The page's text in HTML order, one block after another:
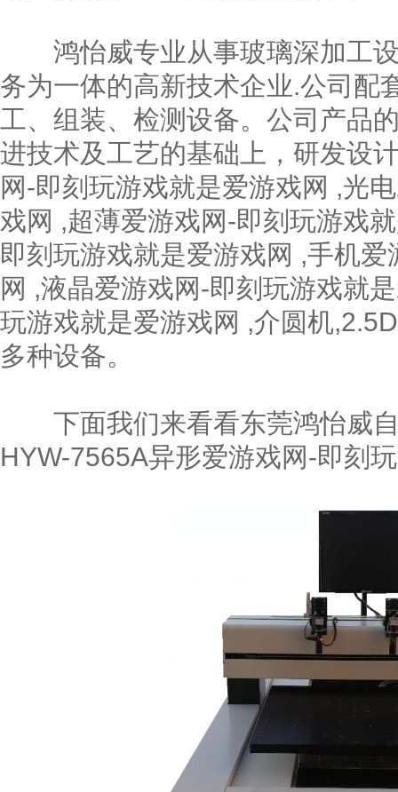
鸿怡威专业从事玻璃深加工设
务为一体的高新技术企业.公司配
工、组装、检测设备。公司产品
进技术及工艺的基础上，研发设
网-即刻玩游戏就是爱游戏网 ,光
戏网 ,超薄爱游戏网-即刻玩游戏
即刻玩游戏就是爱游戏网 ,手机
网 ,液晶爱游戏网-即刻玩游戏就
玩游戏就是爱游戏网 ,介圆机
多种设备。
下面我们来看看东莞鸿怡威自
HYW-7565A异形爱游戏网-即刻